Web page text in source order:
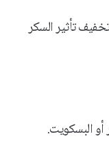
تأثير السكر
أو البسكويت.